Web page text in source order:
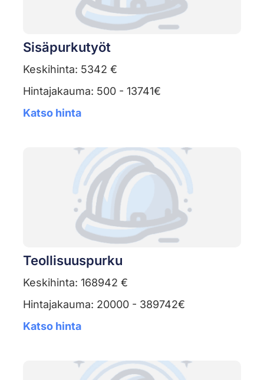
Sisäpurkutyöt
Keskihinta: 5342 €
Hintajakauma: 500 - 13741€
Katso hinta
Teollisuuspurku
Keskihinta: 168942 €
Hintajakauma: 20000 - 389742€
Katso hinta